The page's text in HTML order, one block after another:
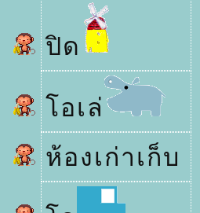
ปิด
อเล่
ห้องเก่าเก็บ